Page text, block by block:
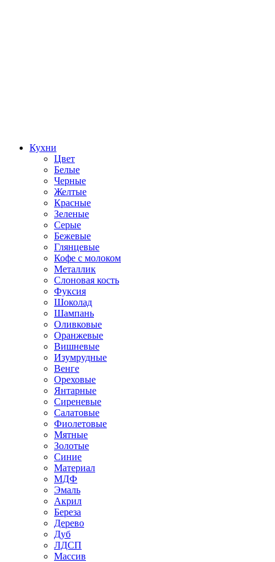
Кухни
Цвет
Белые
Черные
Желтые
Красные
Зеленые
Серые
Бежевые
Глянцевые
Кофе с молоком
Металлик
Слоновая кость
Фуксия
Шоколад
Шампань
Оливковые
Оранжевые
Вишневые
Изумрудные
Венге
Ореховые
Янтарные
Сиреневые
Салатовые
Фиолетовые
Мятные
Золотые
Синие
Материал
МДФ
Эмаль
Акрил
Береза
Дерево
Дуб
ЛДСП
Массив